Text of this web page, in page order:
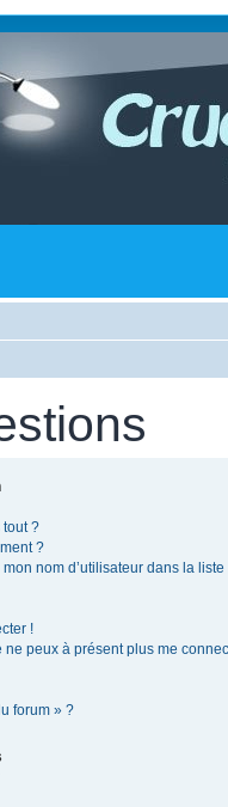
tout ?
?
nom d’utilisateur dans la liste
!
peux à présent plus me
forum » ?